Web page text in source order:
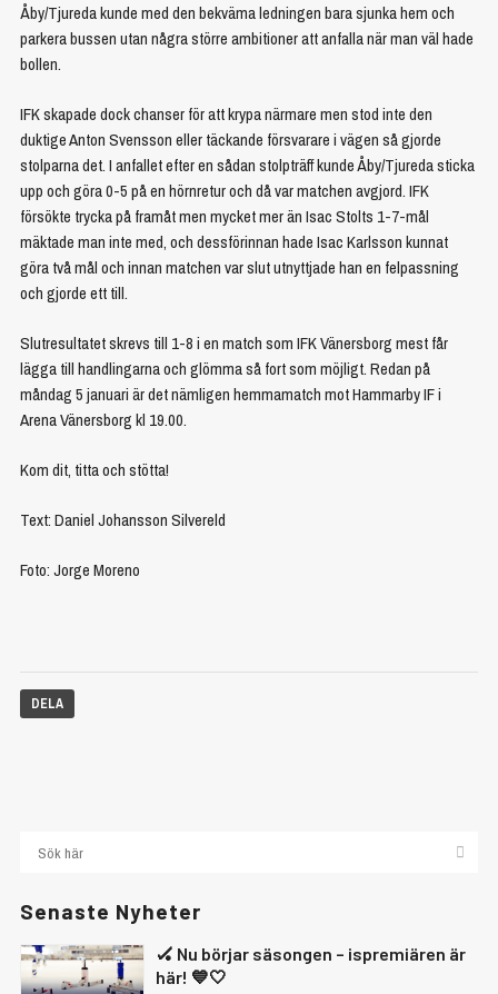
Åby/Tjureda kunde med den bekväma ledningen bara sjunka hem och
parkera bussen utan några större ambitioner att anfalla när man väl hade
bollen.
IFK skapade dock chanser för att krypa närmare men stod inte den
duktige Anton Svensson eller täckande försvarare i vägen så gjorde
stolparna det. I anfallet efter en sådan stolpträff kunde Åby/Tjureda sticka
upp och göra 0-5 på en hörnretur och då var matchen avgjord. IFK
försökte trycka på framåt men mycket mer än Isac Stolts 1-7-mål
mäktade man inte med, och dessförinnan hade Isac Karlsson kunnat
göra två mål och innan matchen var slut utnyttjade han en felpassning
och gjorde ett till.
Slutresultatet skrevs till 1-8 i en match som IFK Vänersborg mest får
lägga till handlingarna och glömma så fort som möjligt. Redan på
måndag 5 januari är det nämligen hemmamatch mot Hammarby IF i
Arena Vänersborg kl 19.00.
Kom dit, titta och stötta!
Text: Daniel Johansson Silvereld
Foto: Jorge Moreno
DELA
Senaste Nyheter
🏑 Nu börjar säsongen – ispremiären är
här! 💙🤍